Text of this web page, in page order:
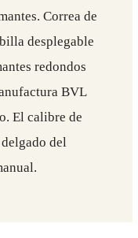
Correa de
desplegable
redondos
BVL
El calibre de
del